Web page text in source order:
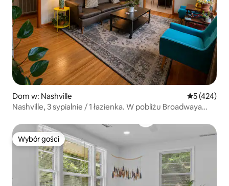
Dom w: Nashville Średnia
5 (424)
Nashville, 3 sypialnie / 1 łazienka. W pobliżu Broadwaya
Wybór gości
Wybór gości